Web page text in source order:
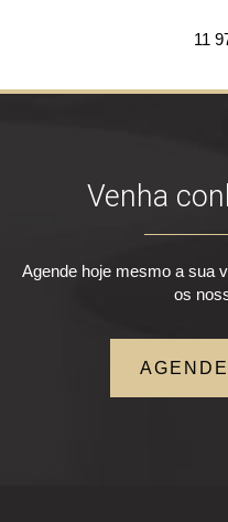
11
Venha
Agende hoje mesmo a sua
os